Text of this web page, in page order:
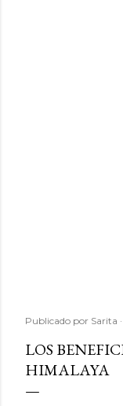
Publicado por Sarita
LOS
HIMALAYA